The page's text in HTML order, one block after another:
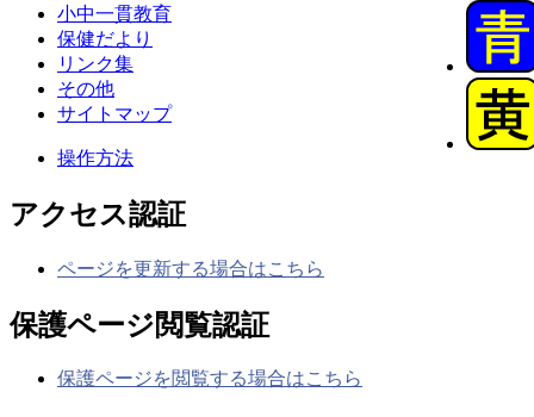
小中一貫教育
保健だより
リンク集
その他
サイトマップ
操作方法
アクセス認証
ページを更新する場合はこちら
保護ページ閲覧認証
保護ページを閲覧する場合はこちら